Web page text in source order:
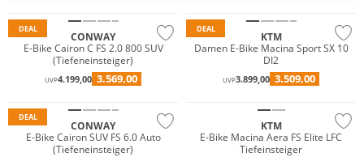
DEAL
CONWAY
E-Bike Cairon C FS 2.0 800 SUV
(Tiefeneinsteiger)
UVP4.199,00 3.569,00
DEAL
KTM
Damen E-Bike Macina Sport SX 10
DI2
UVP3.899,00 3.509,00
DEAL
CONWAY
E-Bike Cairon SUV FS 6.0 Auto
(Tiefeneinsteiger)
KTM
E-Bike Macina Aera FS Elite LFC
Tiefeinsteiger